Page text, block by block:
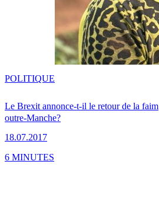
Le Brexit annonce-t-il le retour de la faim
outre-Manche?
18.07.2017
POLITIQUE
6 MINUTES